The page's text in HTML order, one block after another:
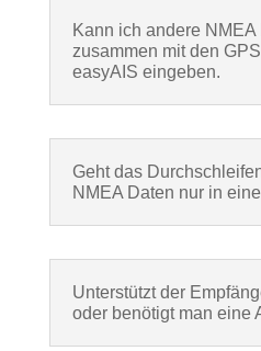
Kann ich andere NMEA
zusammen mit den
easyAIS eingeben.
Geht das
NMEA Daten nur in
Unterstützt der
oder benötigt man eine